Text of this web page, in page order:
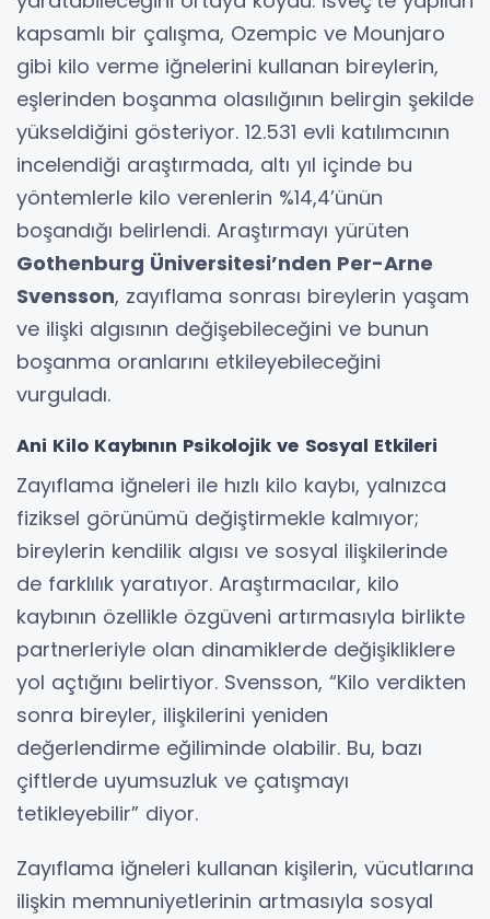
kapsamlı bir çalışma, Ozempic ve Mounjaro
gibi kilo verme iğnelerini kullanan bireylerin,
eşlerinden boşanma olasılığının belirgin şekilde
yükseldiğini gösteriyor. 12.531 evli katılımcının
incelendiği araştırmada, altı yıl içinde bu
yöntemlerle kilo verenlerin %14,4’ünün
boşandığı belirlendi. Araştırmayı yürüten
Gothenburg Üniversitesi’nden Per-Arne
Svensson, zayıflama sonrası bireylerin yaşam
ve ilişki algısının değişebileceğini ve bunun
boşanma oranlarını etkileyebileceğini
vurguladı.
Ani Kilo Kaybının Psikolojik ve Sosyal Etkileri
Zayıflama iğneleri ile hızlı kilo kaybı, yalnızca
fiziksel görünümü değiştirmekle kalmıyor;
bireylerin kendilik algısı ve sosyal ilişkilerinde
de farklılık yaratıyor. Araştırmacılar, kilo
kaybının özellikle özgüveni artırmasıyla birlikte
partnerleriyle olan dinamiklerde değişikliklere
yol açtığını belirtiyor. Svensson, “Kilo verdikten
sonra bireyler, ilişkilerini yeniden
değerlendirme eğiliminde olabilir. Bu, bazı
çiftlerde uyumsuzluk ve çatışmayı
tetikleyebilir” diyor.
Zayıflama iğneleri kullanan kişilerin, vücutlarına
ilişkin memnuniyetlerinin artmasıyla sosyal